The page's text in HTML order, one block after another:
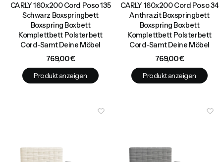
CARLY 160x200 Cord Poso 135
Schwarz Boxspringbett
Boxspring Boxbett
Komplettbett Polsterbett
Cord-Samt Deine Möbel
Preis
769,00 €
Produkt anzeigen
CARLY 160x200 Cord Poso 34
Anthrazit Boxspringbett
Boxspring Boxbett
Komplettbett Polsterbett
Cord-Samt Deine Möbel
Preis
769,00 €
Produkt anzeigen